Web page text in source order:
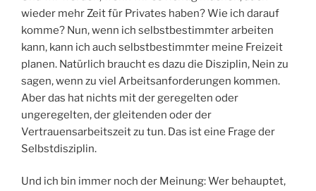
wieder mehr Zeit für Privates haben? Wie ich darauf
komme? Nun, wenn ich selbstbestimmter arbeiten
kann, kann ich auch selbstbestimmter meine Freizeit
planen. Natürlich braucht es dazu die Disziplin, Nein zu
sagen, wenn zu viel Arbeitsanforderungen kommen.
Aber das hat nichts mit der geregelten oder
ungeregelten, der gleitenden oder der
Vertrauensarbeitszeit zu tun. Das ist eine Frage der
Selbstdisziplin.
Und ich bin immer noch der Meinung: Wer behauptet,